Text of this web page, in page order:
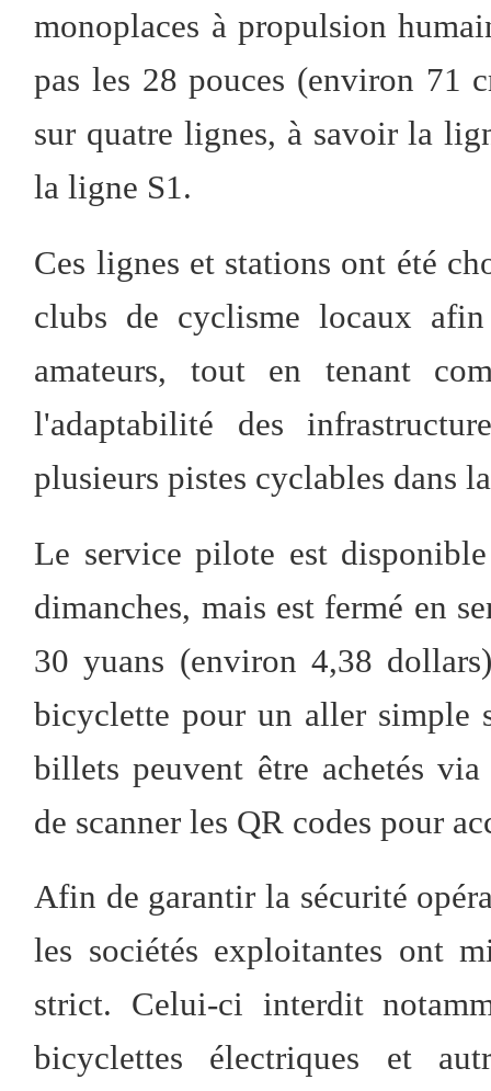
monoplaces à propulsion
pas les 28 pouces (environ 71
sur quatre lignes, à savoir la
la ligne S1.
Ces lignes et stations ont été
clubs de cyclisme locaux
amateurs, tout en tenant
l'adaptabilité des
plusieurs pistes cyclables dans
Le service pilote est
dimanches, mais est fermé en
30 yuans (environ 4,38
bicyclette pour un aller
billets peuvent être achetés
de scanner les QR codes pour
Afin de garantir la sécurité
les sociétés exploitantes ont
strict. Celui-ci interdit
bicyclettes électriques et